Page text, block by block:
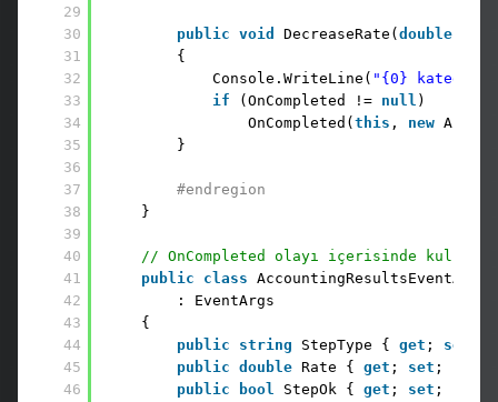
29
30
31
32
33
34
35
36
37
38
39
40
41
42
43
44
45
46
public void DecreaseRate( double
{
Console.WriteLine( "{0}
if
(OnCompleted != null )
OnCompleted( this , new
}
#endregion
}
// OnCompleted olayı içerisinde
public
class AccountingResultsEventArgs
: EventArgs
{
public
string StepType { get ; set
public double Rate { get ; set ; }
public
bool StepOk { get ; set ; }